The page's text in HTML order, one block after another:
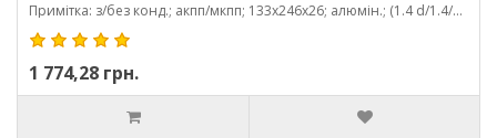
Примітка: з/без конд.; акпп/мкпп; 133x246x26; алюмін.; (1.4 d/1.4/1.6 d/1.6/1.8 d/1.8 d/2.0 d/2.0/2.5 d/2.5/3.5/4.0/2.8/3.; паяний
1 774,28 грн.